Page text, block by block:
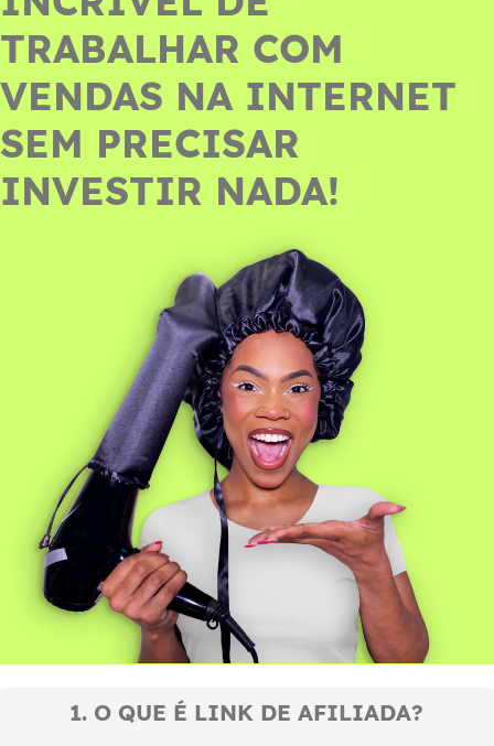
TRABALHAR COM
VENDAS NA INTERNET
SEM PRECISAR
INVESTIR NADA!
1. O QUE É LINK DE AFILIADA?